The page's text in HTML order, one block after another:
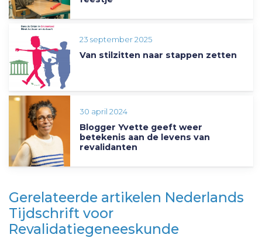
23 september 2025
Van stilzitten naar stappen zetten
30 april 2024
Blogger Yvette geeft weer
betekenis aan de levens van
revalidanten
Gerelateerde artikelen Nederlands
Tijdschrift voor
Revalidatiegeneeskunde